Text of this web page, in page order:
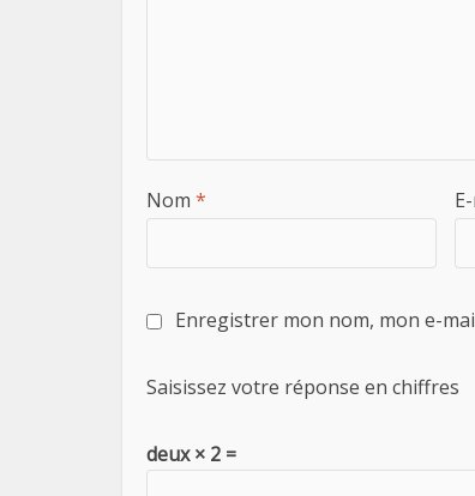
Nom *
Enregistrer mon nom, mon e-
Saisissez votre réponse en chiffres
deux × 2 =